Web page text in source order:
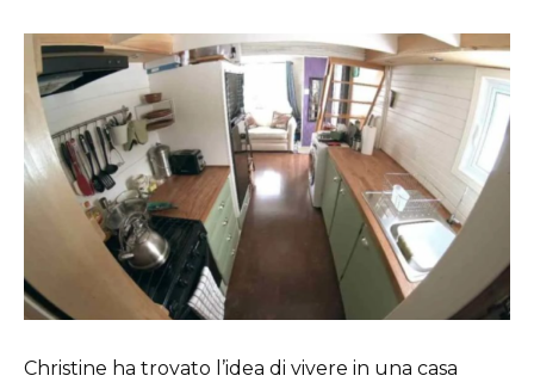
Christine ha trovato l’idea di vivere in una casa